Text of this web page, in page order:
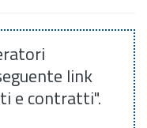
link
e contratti".